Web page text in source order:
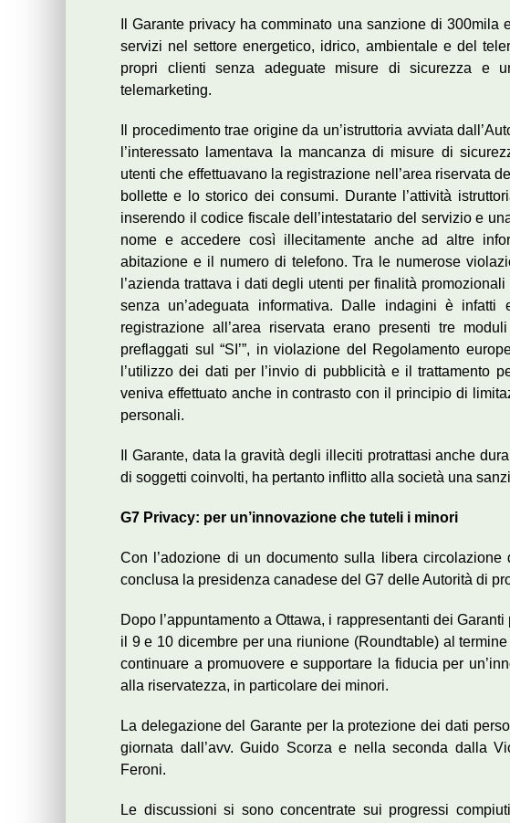
Il Garante privacy ha comminato una sanzione di
servizi nel settore energetico, idrico, ambientale e del
propri clienti senza adeguate misure di sicurezza e
telemarketing.
Il procedimento trae origine da un’istruttoria avviata
l’interessato lamentava la mancanza di misure di
utenti che effettuavano la registrazione nell’area riservata
bollette e lo storico dei consumi. Durante l’attività
inserendo il codice fiscale dell’intestatario del servizio e
nome e accedere così illecitamente anche ad altre
abitazione e il numero di telefono. Tra le numerose
l’azienda trattava i dati degli utenti per finalità
senza un’adeguata informativa. Dalle indagini è
registrazione all’area riservata erano presenti tre
preflaggati sul “SI’”, in violazione del Regolamento
l’utilizzo dei dati per l’invio di pubblicità e il trattamento
veniva effettuato anche in contrasto con il principio di
personali.
Il Garante, data la gravità degli illeciti protrattasi anche
di soggetti coinvolti, ha pertanto inflitto alla società una
G7 Privacy: per un’innovazione che tuteli i minori
Con l’adozione di un documento sulla libera
conclusa la presidenza canadese del G7 delle Autorità di
Dopo l’appuntamento a Ottawa, i rappresentanti dei
il 9 e 10 dicembre per una riunione (Roundtable) al
continuare a promuovere e supportare la fiducia per
alla riservatezza, in particolare dei minori.
La delegazione del Garante per la protezione dei dati
giornata dall’avv. Guido Scorza e nella seconda dalla
Feroni.
Le discussioni si sono concentrate sui progressi